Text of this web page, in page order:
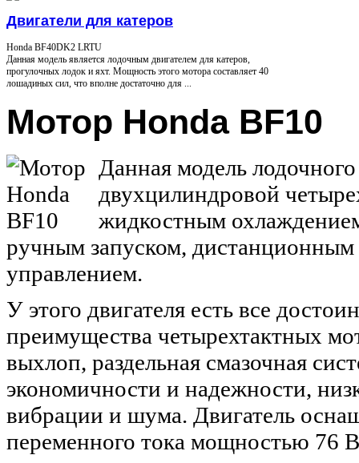
Двигатели для катеров
Honda BF40DK2 LRTU
Данная модель является лодочным двигателем для катеров,
прогулочных лодок и яхт. Мощность этого мотора составляет 40
лошадиных сил, что вполне достаточно для ...
Мотор Honda BF10
Данная модель
двухцилиндровой
жидкостным
ручным запуском,
управлением.
У этого двигателя есть все
преимущества четырехтактных
выхлоп, раздельная смазочная
экономичности и надежности,
вибрации и шума. Двигатель
переменного тока мощностью 76